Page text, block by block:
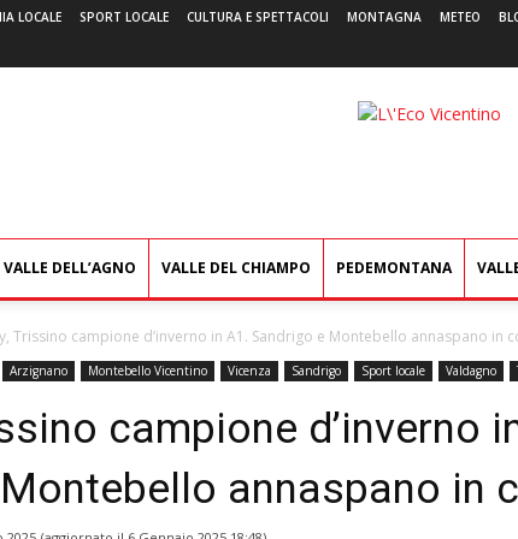
LOCALE SPORT LOCALE CULTURA E SPETTACOLI MONTAGNA METEO
L'Eco
VALLE DELL’AGNO VALLE DEL CHIAMPO PEDEMONTANA
Trissino campione d’inverno in A1. Sandrigo e Montebello annaspano in
Arzignano Montebello Vicentino Vicenza Sandrigo Sport locale Valdagno
campione d’inverno
annaspano in